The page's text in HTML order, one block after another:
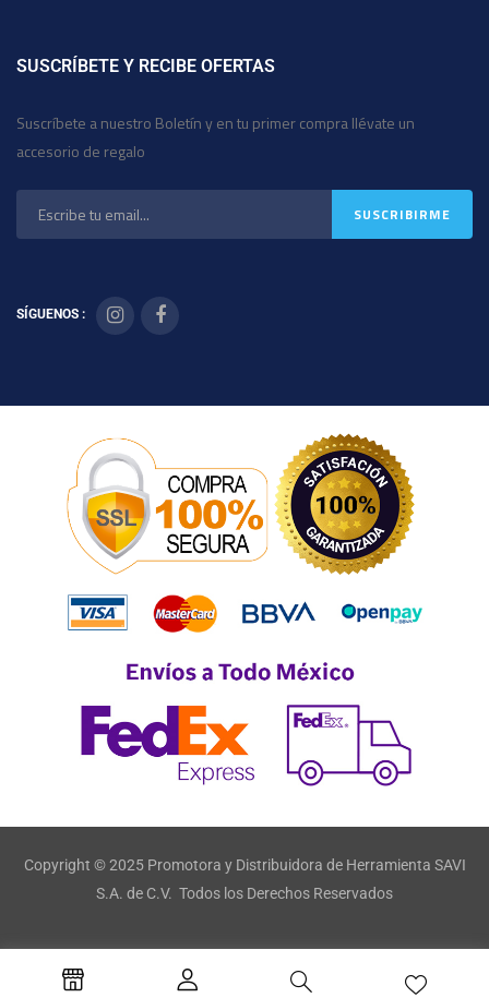
SUSCRÍBETE Y RECIBE OFERTAS
Suscríbete a nuestro Boletín y en tu primer compra llévate un
accesorio de regalo
SÍGUENOS :
Copyright © 2025 Promotora y Distribuidora de Herramienta SAVI
S.A. de C.V. Todos los Derechos Reservados